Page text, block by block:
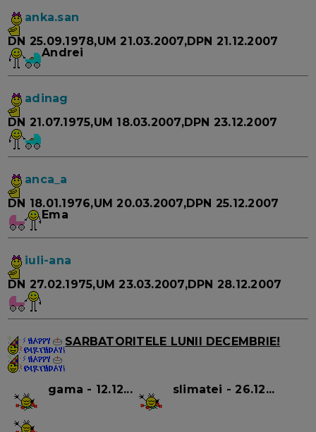
anka.san
DN 25.09.1978,UM 21.03.2007,DPN 21.12.2007
Andrei
adinag
DN 21.07.1975,UM 18.03.2007,DPN 23.12.2007
anca_a
DN 18.01.1976,UM 20.03.2007,DPN 25.12.2007
Ema
iuli-ana
DN 27.02.1975,UM 23.03.2007,DPN 28.12.2007
SARBATORITELE LUNII DECEMBRIE!
gama - 12.12... slimatei - 26.12...